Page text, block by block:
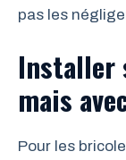
pas les
Installer
mais
Pour les